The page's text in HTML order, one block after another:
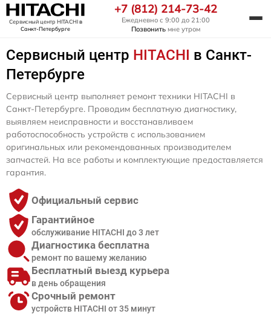
Сервисный центр HITACHIв
Санкт-Петербурге
+7 (812) 214-73-42
Ежедневно с 9:00 до 21:00
Позвонить мне утром
Сервисный центр HITACHI в Санкт-
Петербурге
Сервисный центр выполняет ремонт техники HITACHI в
Санкт-Петербурге. Проводим бесплатную диагностику,
выявляем неисправности и восстанавливаем
работоспособность устройств с использованием
оригинальных или рекомендованных производителем
запчастей. На все работы и комплектующие предоставляется
гарантия.
Официальный сервис
Гарантийное
обслуживание HITACHI до 3 лет
Диагностика бесплатна
ремонт по вашему желанию
Бесплатный выезд курьера
в день обращения
Срочный ремонт
устройств HITACHI от 35 минут